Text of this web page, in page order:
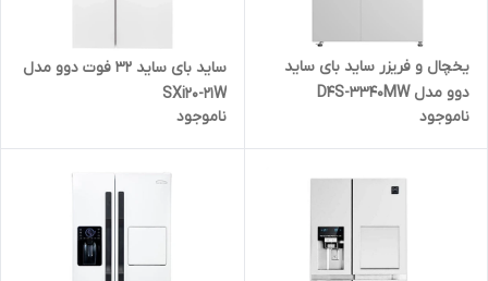
یخچال و فریزر ساید بای ساید
دوو مدل D4S-3340MW
ناموجود
ساید بای ساید 32 فوت دوو مدل
SXi20-21W
ناموجود